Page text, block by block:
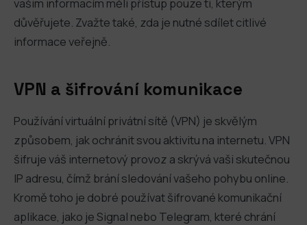
důvěřujete. Zvažte také, zda je nutné sdílet citlivé
informace veřejně.
VPN a šifrování komunikace
Používání virtuální privátní sítě (VPN) je skvělým
způsobem, jak ochránit svou aktivitu na internetu. VPN
šifruje váš internetový provoz a skrývá vaši skutečnou
IP adresu, čímž brání sledování vašeho pohybu online.
Kromě toho je dobré používat šifrované komunikační
aplikace, jako je Signal nebo Telegram, které chrání